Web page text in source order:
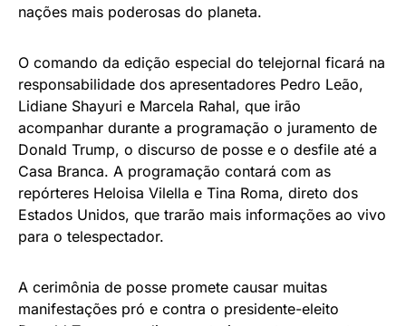
nações mais poderosas do planeta.
O comando da edição especial do telejornal ficará na
responsabilidade dos apresentadores Pedro Leão,
Lidiane Shayuri e Marcela Rahal, que irão
acompanhar durante a programação o juramento de
Donald Trump, o discurso de posse e o desfile até a
Casa Branca. A programação contará com as
repórteres Heloisa Vilella e Tina Roma, direto dos
Estados Unidos, que trarão mais informações ao vivo
para o telespectador.
A cerimônia de posse promete causar muitas
manifestações pró e contra o presidente-eleito